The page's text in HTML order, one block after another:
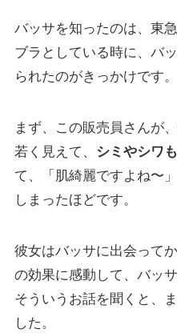
バッサを知ったのは、東
ブラとしている時に、バ
られたのがきっかけです。
まず、この販売員さんが
若く見えて、 シミやシワ
て、「肌綺麗ですよね〜
しまったほどです。
彼女はバッサに出会って
の効果に感動して、バッ
そういうお話を聞くと、
した。